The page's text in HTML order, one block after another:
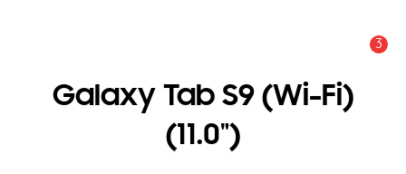
3
Galaxy Tab S9 (Wi-Fi)
(11.0")